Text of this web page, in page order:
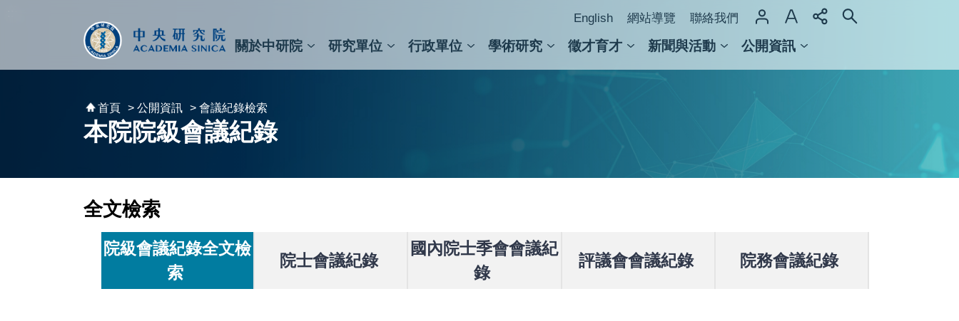
English 網站導覽 聯絡我們
關於中研院 研究單位 行政單位 學術研究 徵才育才 新聞與活動 公開資訊
首頁 > 公開資訊 > 會議紀錄檢索
本院院級會議紀錄
全文檢索
院級會議紀錄全文檢
索
院士會議紀錄
國內院士季會會議紀
錄
評議會會議紀錄 院務會議紀錄